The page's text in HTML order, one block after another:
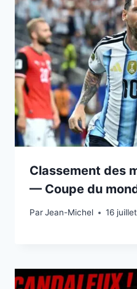
Classement des
— Coupe du
ParJean-Michel
15 juillet 2026 16